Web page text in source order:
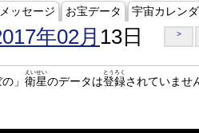
ッセージ お宝データ 宇宙カレン
年02月 13日 >
」 衛星
えいせい
のデータは登録
とうろく
されていませ